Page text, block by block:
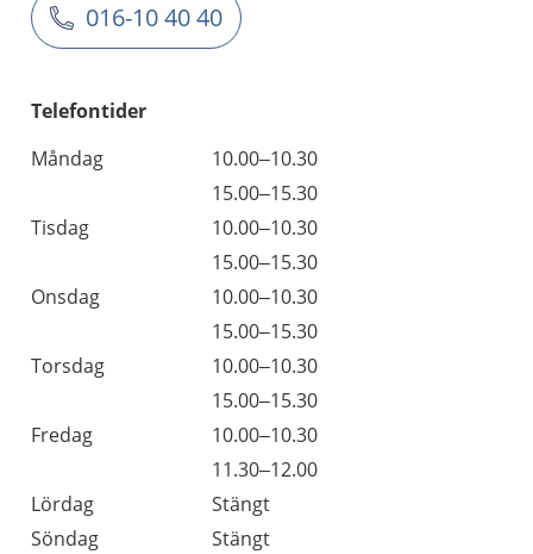
016-10 40 40
Telefontider
Måndag
10.00–10.30
15.00–15.30
Tisdag
10.00–10.30
15.00–15.30
Onsdag
10.00–10.30
15.00–15.30
Torsdag
10.00–10.30
15.00–15.30
Fredag
10.00–10.30
11.30–12.00
Lördag
Stängt
Söndag
Stängt